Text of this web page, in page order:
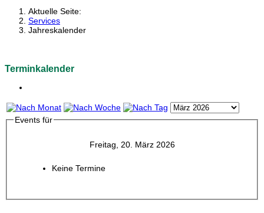
Aktuelle Seite:
Services
Jahreskalender
Terminkalender
Events für
Freitag, 20. März 2026
Keine Termine